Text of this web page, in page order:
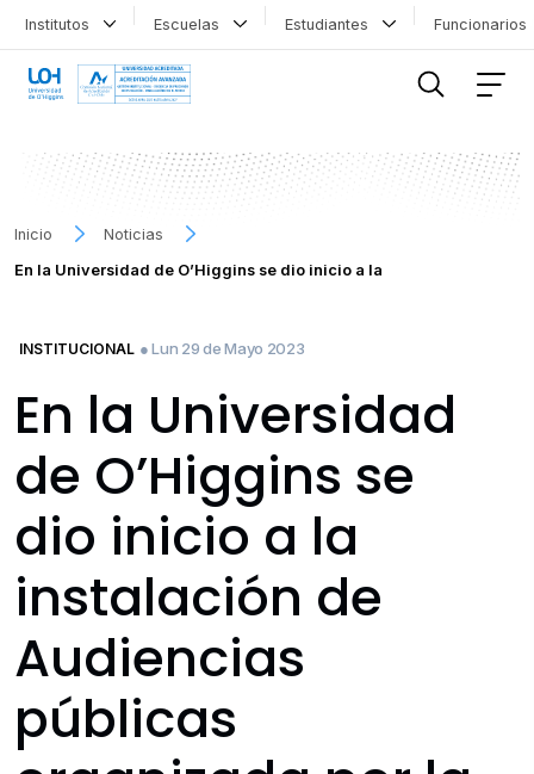
Institutos Escuelas Estudiantes
Inicio
Noticias
En la Universidad de O’Higgins se dio inicio a la
INSTITUCIONAL ● Lun 29 de Mayo 2023
En la Universidad
de O’Higgins se
dio inicio a la
instalación de
Audiencias
públicas